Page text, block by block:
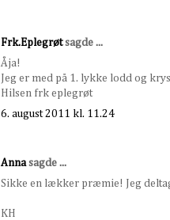
Frk.Eplegrøtsagde ...
Åja!
Jeg er med på 1. lykke lodd og
Hilsen frk eplegrøt
6. august 2011 kl. 11.24
Annasagde ...
Sikke en lækker præmie! Jeg
KH